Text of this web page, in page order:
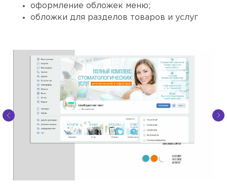
оформление обложек меню;
обложки для разделов товаров и услуг